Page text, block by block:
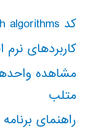
کد classical AI search algorithms
کاربردهای نرم
مشاهده
متلب
راهنمای